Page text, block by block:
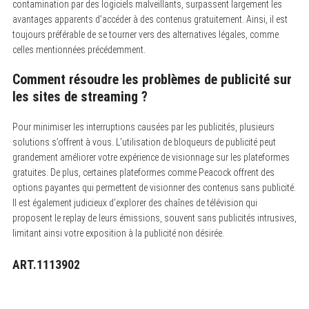
contamination par des logiciels malveillants, surpassent largement les
avantages apparents d’accéder à des contenus gratuitement. Ainsi, il est
toujours préférable de se tourner vers des alternatives légales, comme
celles mentionnées précédemment.
Comment résoudre les problèmes de publicité sur
les sites de streaming ?
Pour minimiser les interruptions causées par les publicités, plusieurs
solutions s’offrent à vous.
L’utilisation de bloqueurs de publicité peut
grandement améliorer votre expérience de visionnage sur les plateformes
gratuites. De plus, certaines plateformes comme Peacock offrent des
options payantes qui permettent de visionner des contenus sans publicité.
Il est également judicieux d’explorer des chaînes de télévision qui
proposent le replay de leurs émissions, souvent sans publicités intrusives,
limitant ainsi votre exposition à la publicité non désirée.
ART.1113902